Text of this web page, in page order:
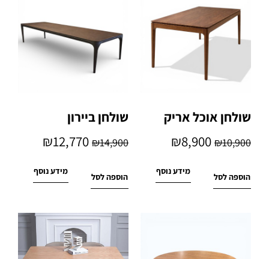
שולחן אוכל אריק
₪10,900
₪8,900
הוספה לסל
מידע נוסף
שולחן ביירון
₪14,900
₪12,770
הוספה לסל
מידע נוסף